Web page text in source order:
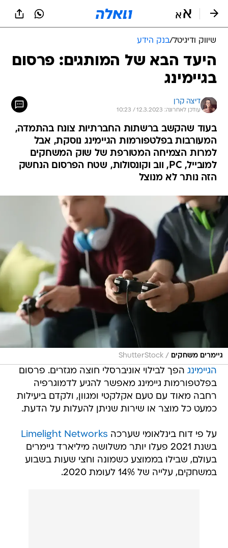
שיווק ודיגיטל/בנק הידע
היעד הבא של המותגים: פרסום
בגיימינג
דיצה קרן
עודכן לאחרונה: 12.3.2023 / 10:23
בעוד שהקשב ברשתות החברתיות צונח בהתמדה,
המעורבות בפלטפורמות הגיימינג נוסקת, אבל
למרות הצמיחה המטורפת של שוק המשחקים
למובייל, PC, ווב וקונסולות, שטח הפרסום הנחשק
הזה נותר לא מנוצל
גיימרים משחקים /
ShutterStock
הגיימינג הפך לבילוי אוניברסלי חוצה מגזרים. פרסום
בפלטפורמות גיימינג מאפשר להגיע לדמוגרפיה
רחבה מאוד עם טעם אקלקטי ומגוון, ולקדם ביעילות
כמעט כל מוצר או שירות שניתן להעלות על הדעת.
על פי דוח בינלאומי שערכה Limelight Networks
בשנת 2021 פעלו יותר משלושה מיליארד גיימרים
בעולם, שבילו בממוצע כשמונה וחצי שעות בשבוע
במשחקים, עלייה של 14% לעומת 2020.